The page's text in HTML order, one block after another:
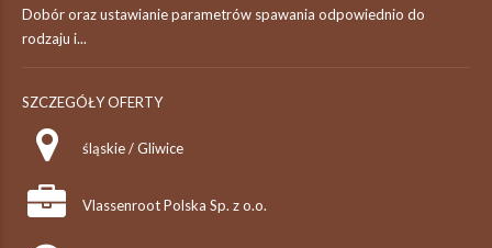
Dobór oraz ustawianie parametrów spawania odpowiednio do
rodzaju i...
SZCZEGÓŁY OFERTY
śląskie / Gliwice
Vlassenroot Polska Sp. z o.o.